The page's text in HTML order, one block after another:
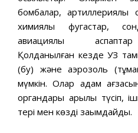
бомбалар,
химиялық фугастар,
авиациялық
Қолданылған кезде УЗ
(бу) және аэрозоль
мүмкін. Олар адам
органдары арқылы түсіп,
тері мен көзді зақымдайды.